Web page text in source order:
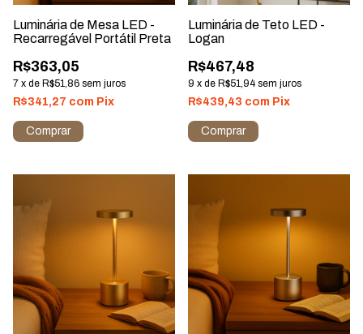
Luminária de Mesa LED -
Recarregável Portátil Preta
R$363,05
7 x de R$51,86 sem juros
R$341,27 com Pix
Comprar
Luminária de Teto LED -
Logan
R$467,48
9 x de R$51,94 sem juros
R$439,43 com Pix
Comprar